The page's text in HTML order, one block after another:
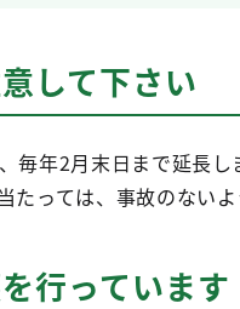
して下さい
毎年2月末日まで延長
っては、事故のない
行っています